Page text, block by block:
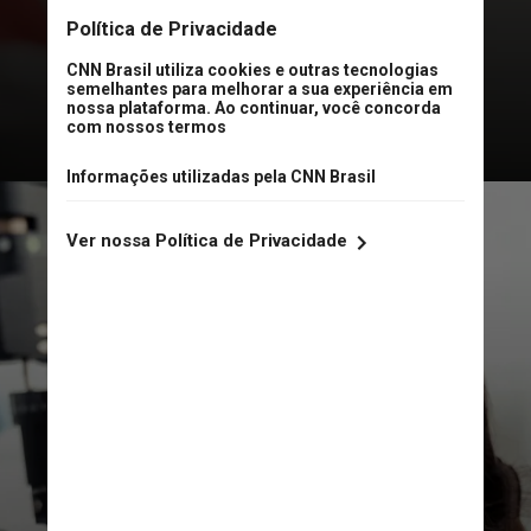
mas sem a necessidade de
invasivos